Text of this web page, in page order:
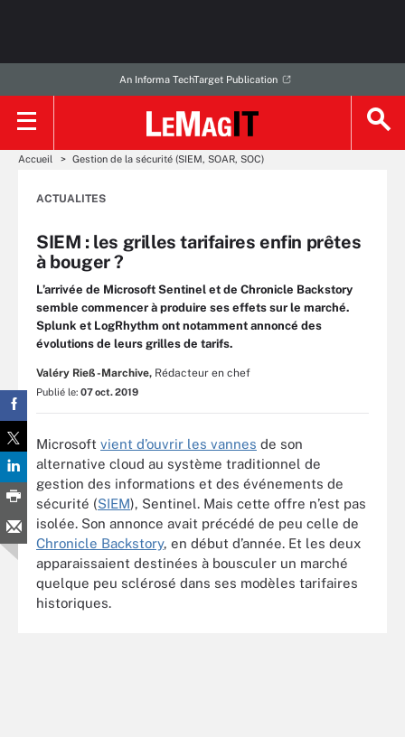
An Informa TechTarget Publication
Accueil Gestion de la sécurité (SIEM, SOAR, SOC)
ACTUALITES
SIEM : les grilles tarifaires enfin prêtes
à bouger ?
L’arrivée de Microsoft Sentinel et de Chronicle Backstory
semble commencer à produire ses effets sur le marché.
Splunk et LogRhythm ont notamment annoncé des
évolutions de leurs grilles de tarifs.
Valéry Rieß-Marchive, Rédacteur en chef
Publié le: 07 oct. 2019
Microsoft vient d’ouvrir les vannes de son
alternative cloud au système traditionnel de
gestion des informations et des événements de
sécurité (SIEM), Sentinel. Mais cette offre n’est pas
isolée. Son annonce avait précédé de peu celle de
Chronicle Backstory, en début d’année. Et les deux
apparaissaient destinées à bousculer un marché
quelque peu sclérosé dans ses modèles tarifaires
historiques.